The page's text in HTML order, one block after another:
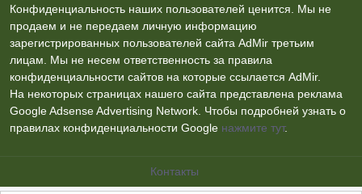
Конфиденциальность наших пользователей ценится. Мы не
продаем и не передаем личную информацию
зарегистрированных пользователей сайта AdMir третьим
лицам. Мы не несем ответственность за правила
конфиденциальности сайтов на которые ссылается AdMir.
На некоторых страницах нашего сайта представлена реклама
Google Adsense Advertising Network. Чтобы подробней узнать о
правилах конфиденциальности Google нажмите тут.
Контакты